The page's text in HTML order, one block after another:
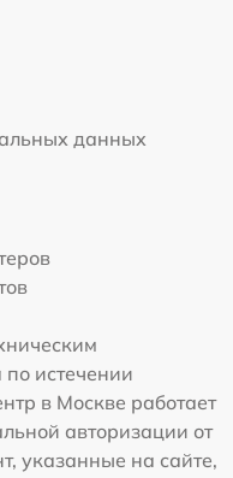
данных
истечении
в Москве работает
авторизации от
указанные на сайте,